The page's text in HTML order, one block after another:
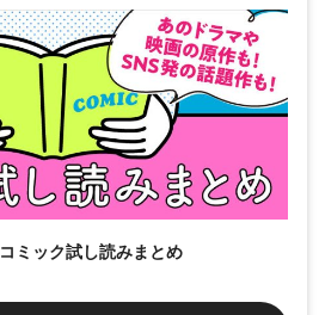
コミック試し読みまとめ